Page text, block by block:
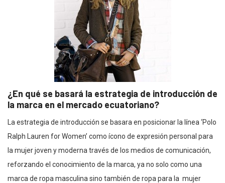
¿En qué se basará la estrategia de introducción de
la marca en el mercado ecuatoriano?
La estrategia de introducción se basara en posicionar la línea ‘Polo
Ralph Lauren for Women’ como ícono de expresión personal para
la mujer joven y moderna través de los medios de comunicación,
reforzando el conocimiento de la marca, ya no solo como una
marca de ropa masculina sino también de ropa para la mujer